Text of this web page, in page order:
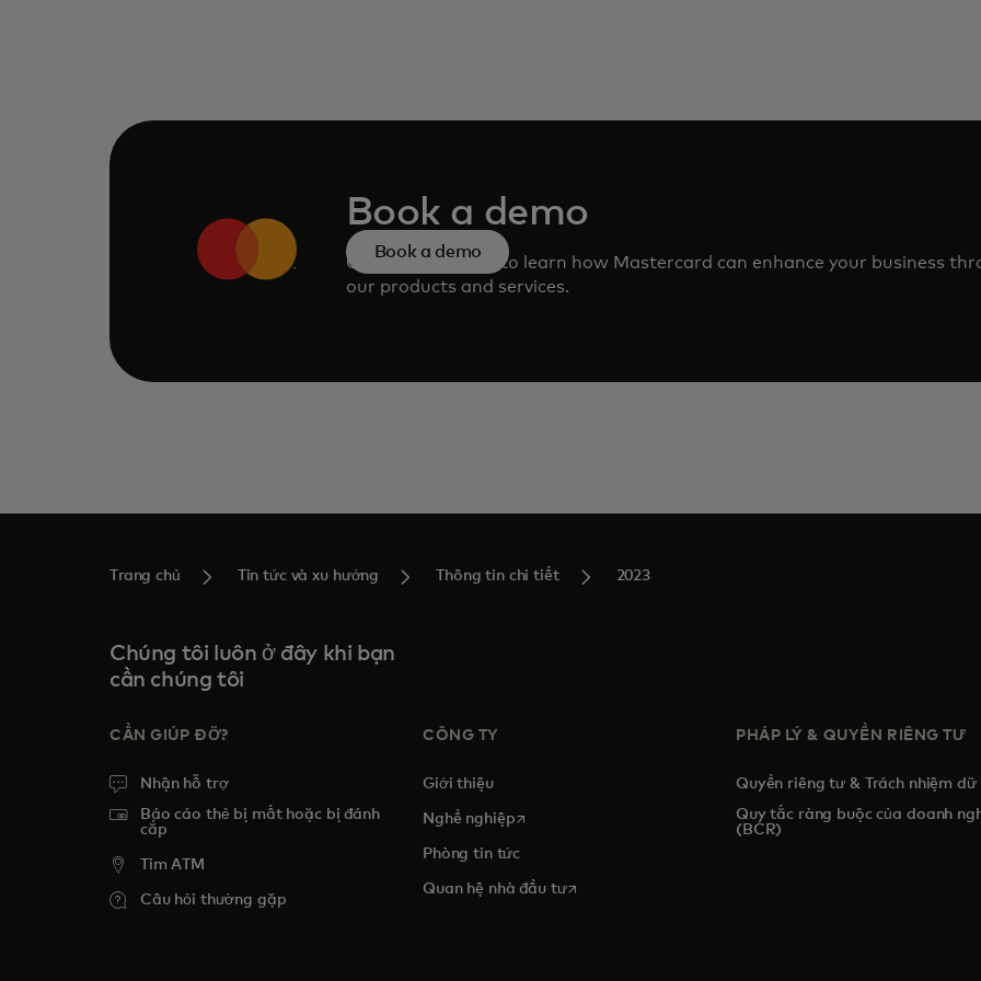
Book a demo
Consult our team to learn how Mastercard can enhance your business
our products and services.
Book a demo
Trang chủ Tin tức và xu hướng Thông tin chi tiết 2023
Chúng tôi luôn ở đây khi bạn
cần chúng tôi
CẦN GIÚP ĐỠ?
Nhận hỗ trợ
Báo cáo thẻ bị mất hoặc bị đánh
cắp
Tim ATM
Câu hỏi thường gặp
CÔNG TY
Giới thiệu
Nghề nghiệpopens in a new tab
Phòng tin tức
Quan hệ nhà đầu tưopens in a new tab
PHÁP LÝ & QUYỀN RIÊNG TƯ
Quyền riêng tư & Trách nhiệm dữ
Quy tắc ràng buộc của doanh
(BCR)